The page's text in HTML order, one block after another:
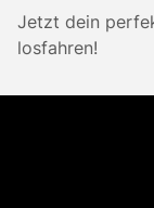
Jetzt dein
losfahren!